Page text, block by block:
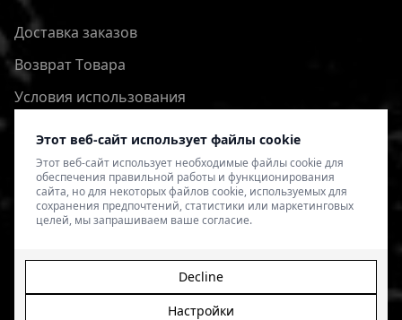
Этот веб-сайт использует файлы cookie
Этот веб-сайт использует необходимые файлы cookie для
обеспечения правильной работы и функционирования
сайта, но для некоторых файлов cookie, используемых для
сохранения предпочтений, статистики или маркетинговых
целей, мы запрашиваем ваше согласие.
Настройки
Decline
Доставка заказов
Bозврат Tовара
Условия использования
Политика конфиденциальности
© 2026 4SPEED.LV. Visas tiesības aizsargātas.